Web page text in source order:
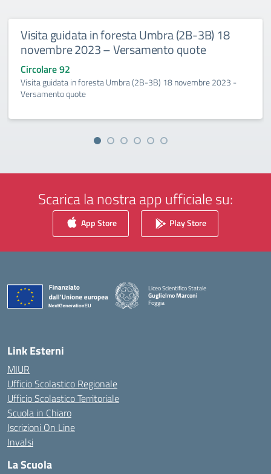
Visita guidata in foresta Umbra (2B-3B) 18
novembre 2023 – Versamento quote
Circolare 92
Visita guidata in foresta Umbra (2B-3B) 18 novembre 2023 -
Versamento quote
Scarica la nostra app ufficiale su:
App Store Play Store
Liceo Scientifico Statale
Guglielmo Marconi
Foggia
— Visita la pagina iniziale della scuola
Link Esterni
MIUR
Ufficio Scolastico Regionale
Ufficio Scolastico Territoriale
Scuola in Chiaro
Iscrizioni On Line
Invalsi
La Scuola